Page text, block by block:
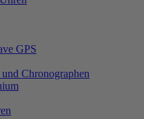
GPS
Chronographen